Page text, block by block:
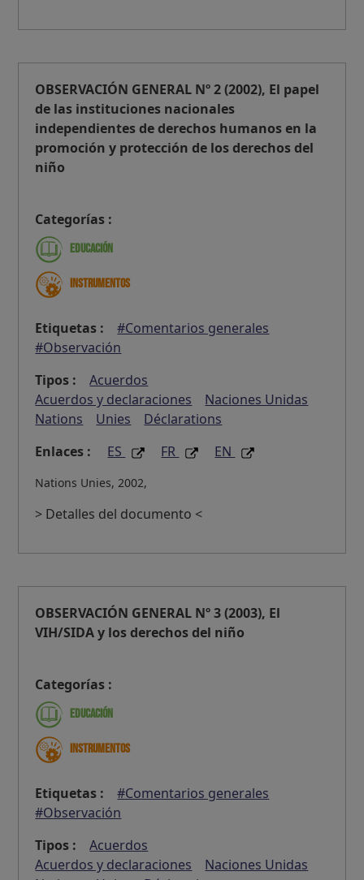
OBSERVACIÓN GENERAL Nº 2 (2002), El papel
de las instituciones nacionales
independientes de derechos humanos en la
promoción y protección de los derechos del
niño
Categorías :
Educación
Instrumentos
Etiquetas :
#Comentarios generales
#Observación
Tipos :
Acuerdos
Acuerdos y declaraciones
Naciones Unidas
Nations
Unies
Déclarations
Enlaces :
ES FR EN
Nations Unies, 2002,
> Detalles del documento <
OBSERVACIÓN GENERAL Nº 3 (2003), El
VIH/SIDA y los derechos del niño
Categorías :
Educación
Instrumentos
Etiquetas :
#Comentarios generales
#Observación
Tipos :
Acuerdos
Acuerdos y declaraciones
Naciones Unidas